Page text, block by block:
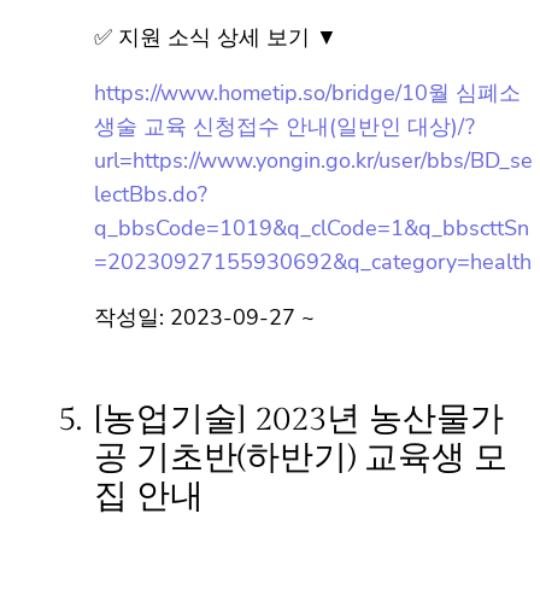
✅ 지원 소식 상세 보기 ▼
https://www.hometip.so/bridge/10월 심폐
소생술 교육 신청접수 안내(일반인 대상)/?
url=https://www.yongin.go.kr/user/bbs/BD_
selectBbs.do?
q_bbsCode=1019&q_clCode=1&q_bbsctt
Sn=20230927155930692&q_category=h
ealth
[농업기술] 2023년 농산물가
공 기초반(하반기) 교육생 모